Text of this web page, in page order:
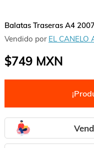
Balatas Traseras A4
Vendido por EL CANELO
$749MXN